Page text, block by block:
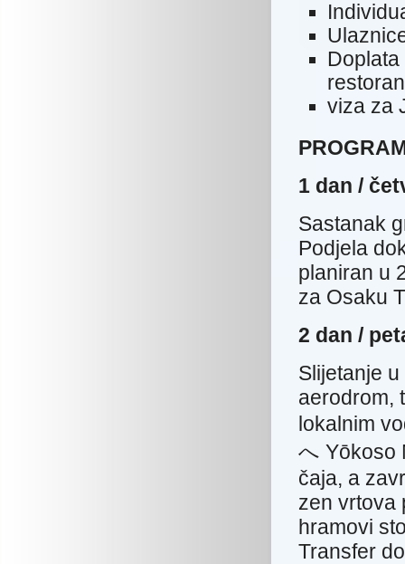
viza za
1 dan /
Sastanak
Podjela
planiran u
za Osaku
2 dan /
Slijetanje
aerodrom,
lokalnim
へ Yōkoso
čaja, a
zen vrtova
hramovi
Transfer